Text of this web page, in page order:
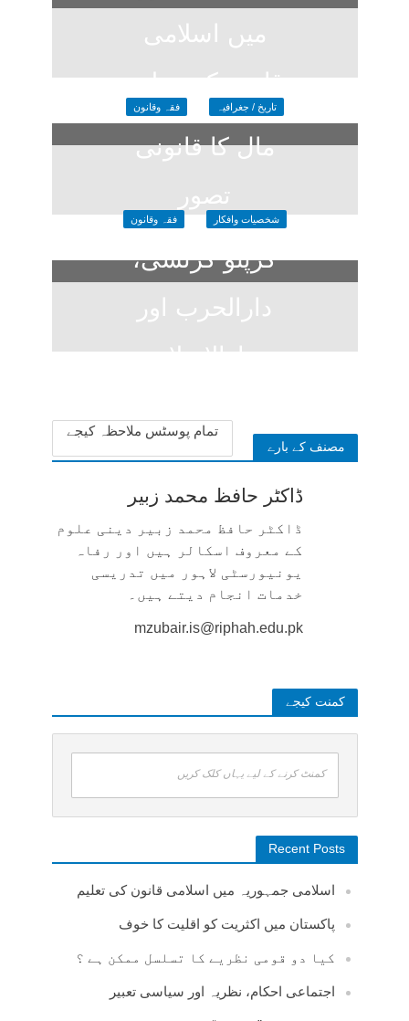
میں اسلامی
قانون کی تعلیم
3 days ago
تاریخ / جغرافیہ فقہ وقانون
مال کا قانونی
تصور
3 weeks ago
شخصیات وافکار فقہ وقانون
کرپٹو کرنسی،
دارالحرب اور
دارالاسلام
مصنف کے بارے
تمام پوسٹس ملاحظہ کیجے
ڈاکٹر حافظ محمد زبیر
ڈاکٹر حافظ محمد زبیر دینی علوم
کے معروف اسکالر ہیں اور رفاہ
یونیورسٹی لاہور میں تدریسی
خدمات انجام دیتے ہیں۔
mzubair.is@riphah.edu.pk
کمنت کیجے
کمنٹ کرنے کے لیے یہاں کلک کریں
Recent Posts
اسلامی جمہوریہ میں اسلامی قانون کی تعلیم
پاکستان میں اکثریت کو اقلیت کا خوف
کیا دو قومی نظریے کا تسلسل ممکن ہے ؟
اجتماعی احکام، نظریہ اور سیاسی تعبیر